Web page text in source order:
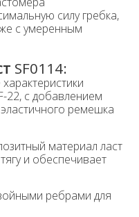
силу гребка,
с умеренным
SF0114:
22, с добавлением
ремешка
материал ласт
и обеспечивает
ребрами для